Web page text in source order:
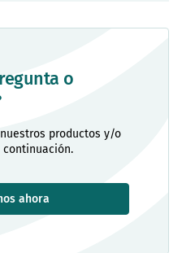
o
productos y/o
continuación.
ahora